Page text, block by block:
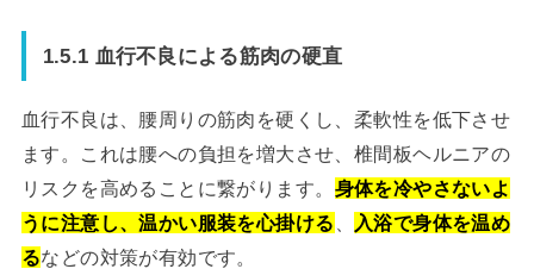
1.5.1 血行不良による筋肉の硬直
血行不良は、腰周りの筋肉を硬くし、柔軟性を低下させ
ます。これは腰への負担を増大させ、椎間板ヘルニアの
リスクを高めることに繋がります。 身体を冷やさないよ
うに注意し、温かい服装を心掛ける
入浴で身体を温め
るなどの対策が有効です。